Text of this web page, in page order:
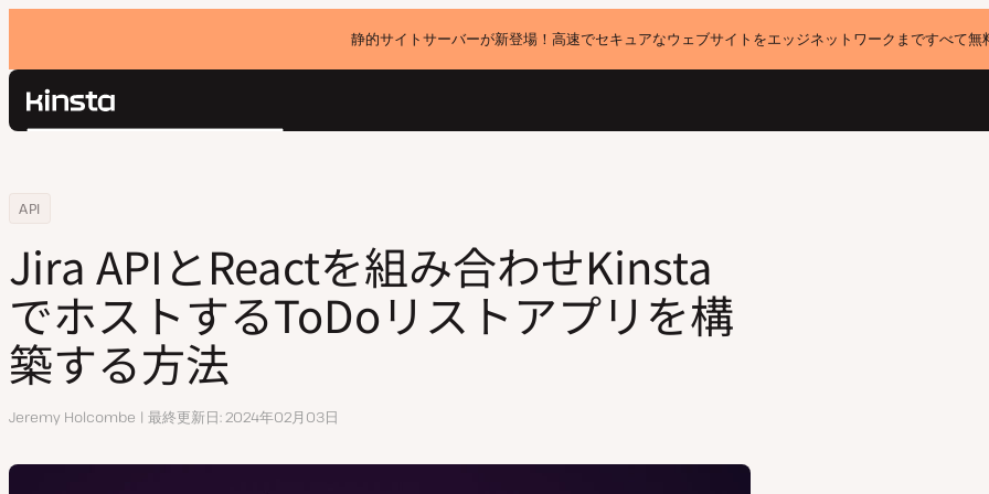
静的サイトサーバーが新登場！高速でセキュアなウェブサイトをエッジネットワークまですべて無
Kinsta®
お問い合わせ
検
Home
リソースセンター
API
Jira APIとReactを組み合わせKinstaでホストするToDoリストアプリを構築する方法
Jira APIとReactを組み合わせKinsta
でホストするToDoリストアプリを構
築する方法
執
Jeremy Holcombe 最終更新日 2024年02月03日